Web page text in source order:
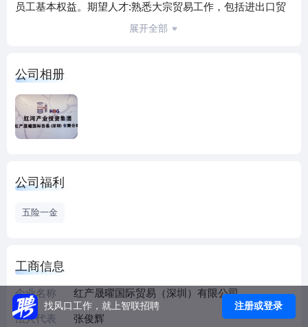
员工基本权益。期望人才:熟悉大宗贸易工作，包括进出口贸
展开全部
公司相册
公司福利
五险一金
工商信息
企业名称 红产晟曜国际贸易（深圳）有限公司
法人代表 张俊辉
找风口工作，就上智联招聘 注册或登录